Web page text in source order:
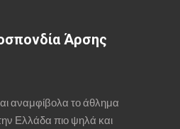
Άρσης
αναμφίβολα το άθλημα
Ελλάδα πιο ψηλά και